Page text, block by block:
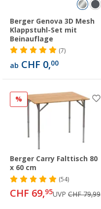
Berger Genova 3D Mesh
Klappstuhl-Set mit
Beinauflage
(7)
ab CHF 0,00
%
Berger Carry Falttisch 80
x 60 cm
(54)
CHF 69,95UVP CHF 79,99